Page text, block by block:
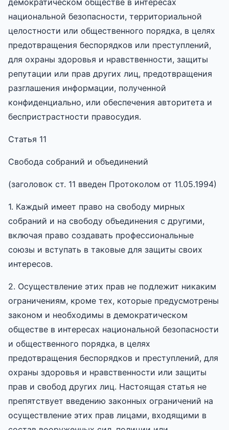
национальной безопасности, территориальной
целостности или общественного порядка, в целях
предотвращения беспорядков или преступлений,
для охраны здоровья и нравственности, защиты
репутации или прав других лиц, предотвращения
разглашения информации, полученной
конфиденциально, или обеспечения авторитета и
беспристрастности правосудия.
Статья 11
Свобода собраний и объединений
(заголовок ст. 11 введен Протоколом от 11.05.1994)
1. Каждый имеет право на свободу мирных
собраний и на свободу объединения с другими,
включая право создавать профессиональные
союзы и вступать в таковые для защиты своих
интересов.
2. Осуществление этих прав не подлежит никаким
ограничениям, кроме тех, которые предусмотрены
законом и необходимы в демократическом
обществе в интересах национальной безопасности
и общественного порядка, в целях
предотвращения беспорядков и преступлений, для
охраны здоровья и нравственности или защиты
прав и свобод других лиц. Настоящая статья не
препятствует введению законных ограничений на
осуществление этих прав лицами, входящими в